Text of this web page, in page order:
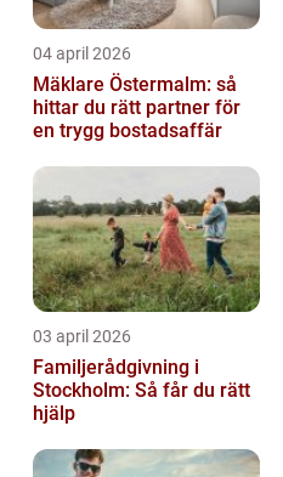
04 april 2026
Mäklare Östermalm: så
hittar du rätt partner för
en trygg bostadsaffär
03 april 2026
Familjerådgivning i
Stockholm: Så får du rätt
hjälp